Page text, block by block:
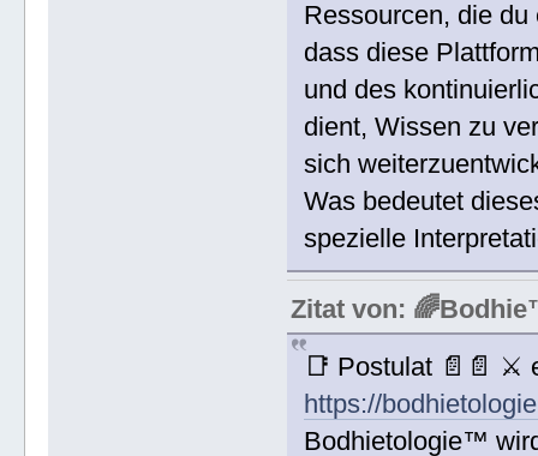
Ressourcen, die
dass diese
und des
dient, Wissen zu
sich
Was bedeutet
spezielle
Zitat von:
📑 Postulat 📄📄
https://
Bodhietologie™